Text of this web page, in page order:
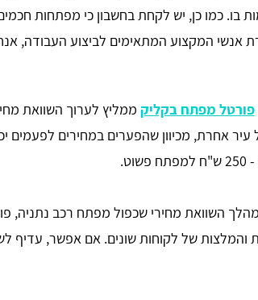
בו. כמו כן, יש לקחת בחשבון כי מפתחות חכמים
אנשי המקצוע המתאימים לביצוע העבודה,
פורטל מפתח בקליק ממליץ לערוך השוואת
עיר אחרת, מכיוון שהפערים במחירים לפעמים
השוואת מחירי שכפול מפתח רכב נתניה,
והמלצות של לקוחות שונים. אם אפשר, עדיף